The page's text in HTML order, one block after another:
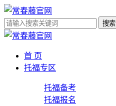
搜索
首 页
托福专区
托福备考
托福报名